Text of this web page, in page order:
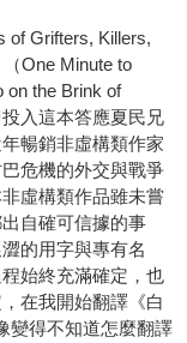
of Grifters, Killers,
One Minute to
on the Brink of
入這本答應夏民兄
暢銷非虛構類作家
危機的外交與戰爭
虛構類作品雖未嘗
自確可信據的事
的用字與專有名
始終充滿確定，也
在我開始翻譯《白
變得不知道怎麼翻譯